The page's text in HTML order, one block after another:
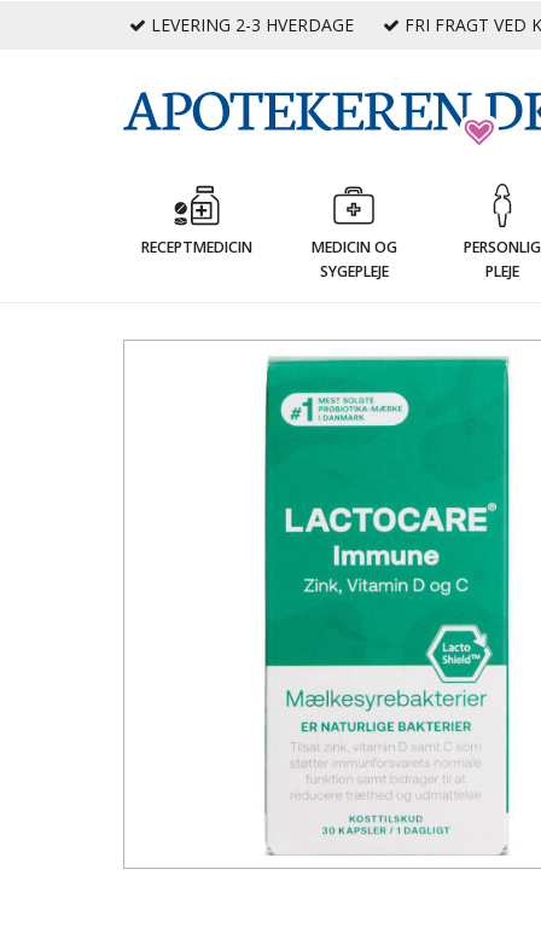
LEVERING 2-3 HVERDAGE FRI FRAGT VED
RECEPTMEDICIN
MEDICIN OG
SYGEPLEJE
PERSONLIG
PLEJE